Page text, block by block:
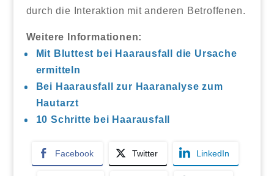
durch die Interaktion mit anderen Betroffenen.
Weitere Informationen:
Mit Bluttest bei Haarausfall die Ursache
ermitteln
Bei Haarausfall zur Haaranalyse zum
Hautarzt
10 Schritte bei Haarausfall
Facebook Twitter LinkedIn